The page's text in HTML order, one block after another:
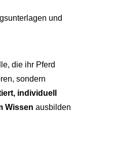
und
die ihr Pferd
sondern
individuell
Wissen ausbilden